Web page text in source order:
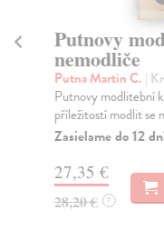
Putnovy
nemodliče
Putna Martin C. |
Putnovy modlitební
příležitostí modlit se
Zasielame do 12
27,35 €
28,20 € ?